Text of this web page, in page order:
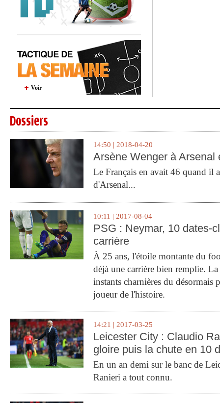
Voir
Dossiers
14:50 | 2018-04-20
Arsène Wenger à Arsenal
Le Français en avait 46 quand il
d'Arsenal...
10:11 | 2017-08-04
PSG : Neymar, 10 dates-
carrière
À 25 ans, l'étoile montante du
déjà une carrière bien remplie.
instants charnières du désormais
joueur de l'histoire.
14:21 | 2017-03-25
Leicester City : Claudio
gloire puis la chute en 10
En un an demi sur le banc de
Ranieri a tout connu.